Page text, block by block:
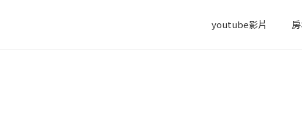
youtube影片